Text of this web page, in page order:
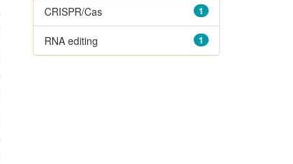
1
CRISPR/Cas
1
RNA editing